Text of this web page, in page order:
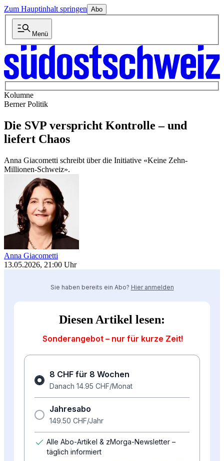
Zum Hauptinhalt springen Abo
Menü
Kolumne
Berner Politik
Die SVP verspricht Kontrolle – und
liefert Chaos
Anna Giacometti schreibt über die Initiative «Keine Zehn-
Millionen-Schweiz».
Anna Giacometti
13.05.2026, 21:00 Uhr